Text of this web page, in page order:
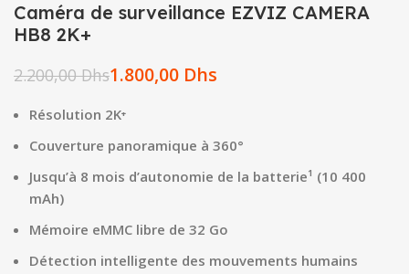
Caméra de surveillance EZVIZ CAMERA
HB8 2K+
2.200,00Dhs1.800,00 Dhs
Résolution 2K⁺
Couverture panoramique à 360°
Jusqu’à 8 mois d’autonomie de la batterie¹ (10 400
mAh)
Mémoire eMMC libre de 32 Go
Détection intelligente des mouvements humains